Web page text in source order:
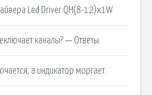
Led Driver QH(8-12)x1W.
каналы? — Ответы.
а индикатор моргает.